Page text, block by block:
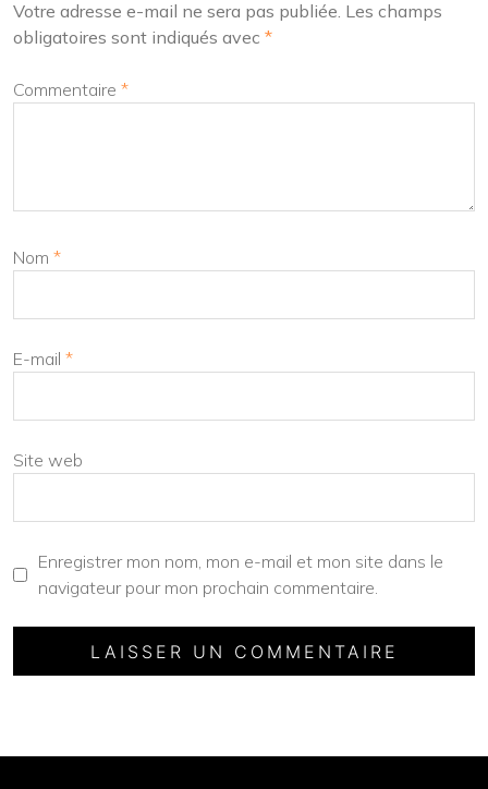
Votre adresse e-mail ne sera pas publiée. Les champs
obligatoires sont indiqués avec *
Commentaire *
Nom *
E-mail *
Site web
Enregistrer mon nom, mon e-mail et mon site dans le
navigateur pour mon prochain commentaire.